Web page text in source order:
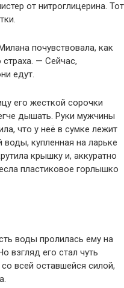
от нитроглицерина. Тот
почувствовала, как
страха. — Сейчас,
едут.
его жесткой сорочки
дышать. Руки мужчины
что у неё в сумке лежит
купленная на ларьке
крышку и, аккуратно
пластиковое горлышко
воды пролилась ему на
взгляд его стал чуть
всей оставшейся силой,